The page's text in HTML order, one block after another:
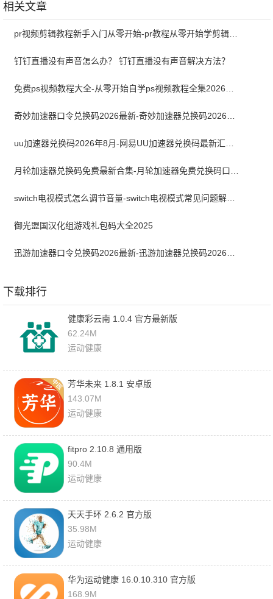
相关文章
pr视频剪辑教程新手入门从零开始-pr教程从零开始学剪辑全集免费
钉钉直播没有声音怎么办？ 钉钉直播没有声音解决方法？
switch电视模式怎么调节音量-switch电视模式常见问题解决方案
御光盟国汉化组游戏礼包码大全2025
下载排行
健康彩云南 1.0.4 官方最新版
62.24M
运动健康
芳华未来 1.8.1 安卓版
143.07M
运动健康
fitpro 2.10.8 通用版
90.4M
运动健康
天天手环 2.6.2 官方版
35.98M
运动健康
华为运动健康 16.0.10.310 官方版
168.9M